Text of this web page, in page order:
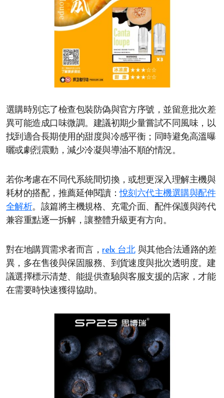
選購時別忘了檢查包裝防偽與官方序號，並留意批次差
異可能造成口味微調。建議初期少量嘗試不同風味，以
找到適合長期使用的甜度與冷感平衡；同時避免高溫曝
曬或劇烈震動，減少冷凝與導油不順的情況。
若你考慮在不同代系統間切換，或想更深入理解主機與
耗材的搭配，推薦延伸閱讀：悅刻六代主機選購與配件
全解析。該篇將主機規格、充電介面、配件保護與跨代
兼容重點逐一拆解，讓整體升級更有方向。
對在地購買需求者而言， relx 台北與其他合法通路的差
異，多在售後與保固服務、到貨速度與批次透明度。建
議選擇標示清楚、能提供查驗與客服支援的店家，才能
在需要時快速獲得協助。